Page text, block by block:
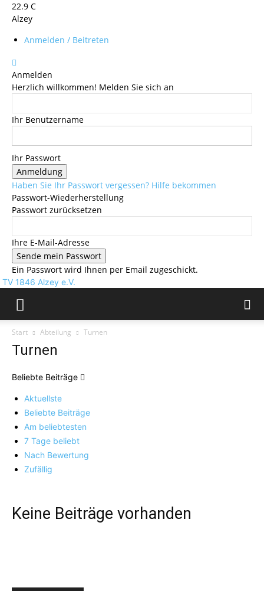
22.9 C
Alzey
Anmelden / Beitreten
Anmelden
Herzlich willkommen! Melden Sie sich an
Ihr Benutzername
Ihr Passwort
Haben Sie Ihr Passwort vergessen? Hilfe bekommen
Passwort-Wiederherstellung
Passwort zurücksetzen
Ihre E-Mail-Adresse
Ein Passwort wird Ihnen per Email zugeschickt.
TV 1846 Alzey e.V.
Start Abteilung Turnen
Turnen
Beliebte Beiträge
Aktuellste
Beliebte Beiträge
Am beliebtesten
7 Tage beliebt
Nach Bewertung
Zufällig
Keine Beiträge vorhanden